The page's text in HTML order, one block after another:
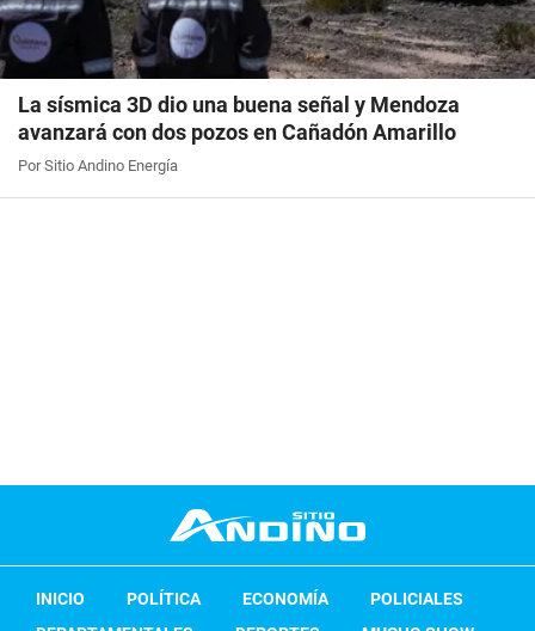
La sísmica 3D dio una buena señal y Mendoza
avanzará con dos pozos en Cañadón Amarillo
Por Sitio Andino Energía
INICIO POLÍTICA ECONOMÍA
POLICIALES